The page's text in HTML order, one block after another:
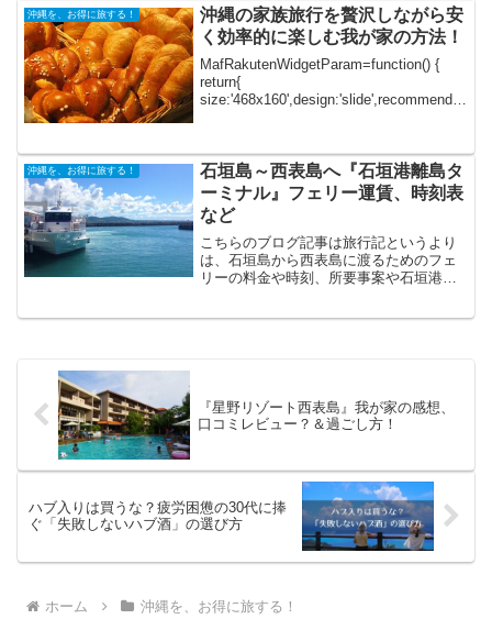
高の格安旅行にする方法！沖縄の家族旅
行を贅沢しながら安く効...
沖縄を、お得に旅する！
沖縄の家族旅行を贅沢しながら安
く効率的に楽しむ我が家の方法！
MafRakutenWidgetParam=function() {
return{
size:'468x160',design:'slide',recommend:'o
沖縄を、お得に旅する！
石垣島～西表島へ『石垣港離島タ
ーミナル』フェリー運賃、時刻表
など
こちらのブログ記事は旅行記というより
は、石垣島から西表島に渡るためのフェ
リーの料金や時刻、所要事案や石垣港離
『星野リゾート西表島』我が家の感想、
口コミレビュー？＆過ごし方！
ハブ入りは買うな？疲労困憊の30代に捧
ぐ「失敗しないハブ酒」の選び方
ホーム 沖縄を、お得に旅する！